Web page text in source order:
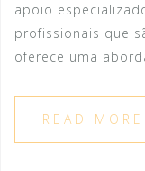
apoio
profissionais que
oferece uma
READ MORE